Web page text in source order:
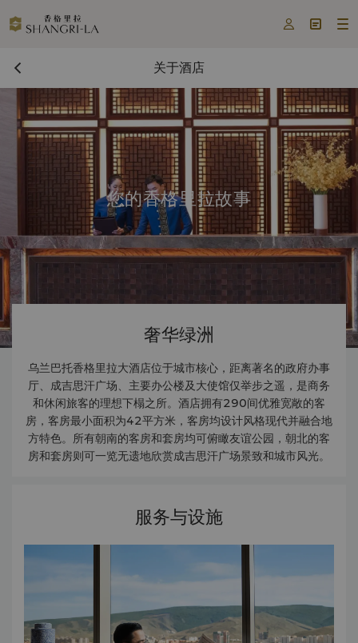
  
关于酒店
您的香格里拉故事
奢华绿洲
乌兰巴托香格里拉大酒店位于城市核心，距离著名的政府办事
厅、成吉思汗广场、主要办公楼及大使馆仅举步之遥，是商务
和休闲旅客的理想下榻之所。酒店拥有290间优雅宽敞的客
房，客房最小面积为42平方米，客房均设计风格现代并融合地
方特色。所有朝南的客房和套房均可俯瞰友谊公园，朝北的客
房和套房则可一览无遗地欣赏成吉思汗广场景致和城市风光。
服务与设施